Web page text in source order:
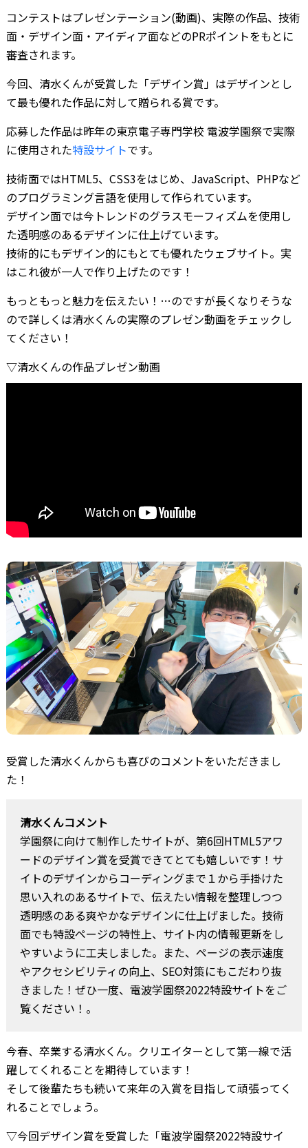
コンテストはプレゼンテーション(動画)、実際の作品、技術
面・デザイン面・アイディア面などのPRポイントをもとに
審査されます。
今回、清水くんが受賞した「デザイン賞」はデザインとし
て最も優れた作品に対して贈られる賞です。
応募した作品は昨年の東京電子専門学校 電波学園祭で実際
に使用された特設サイトです。
技術面ではHTML5、CSS3をはじめ、JavaScript、PHPなど
のプログラミング言語を使用して作られています。
デザイン面では今トレンドのグラスモーフィズムを使用し
た透明感のあるデザインに仕上げています。
技術的にもデザイン的にもとても優れたウェブサイト。実
はこれ彼が一人で作り上げたのです！
もっともっと魅力を伝えたい！…のですが長くなりそうな
ので詳しくは清水くんの実際のプレゼン動画をチェックし
てください！
▽清水くんの作品プレゼン動画
受賞した清水くんからも喜びのコメントをいただきまし
た！
清水くんコメント
学園祭に向けて制作したサイトが、第6回HTML5アワ
ードのデザイン賞を受賞できてとても嬉しいです！サ
イトのデザインからコーディングまで１から手掛けた
思い入れのあるサイトで、伝えたい情報を整理しつつ
透明感のある爽やかなデザインに仕上げました。技術
面でも特設ページの特性上、サイト内の情報更新をし
やすいように工夫しました。また、ページの表示速度
やアクセシビリティの向上、SEO対策にもこだわり抜
きました！ぜひ一度、電波学園祭2022特設サイトをご
覧ください！。
今春、卒業する清水くん。クリエイターとして第一線で活
躍してくれることを期待しています！
そして後輩たちも続いて来年の入賞を目指して頑張ってく
れることでしょう。
▽今回デザイン賞を受賞した「電波学園祭2022特設サイ